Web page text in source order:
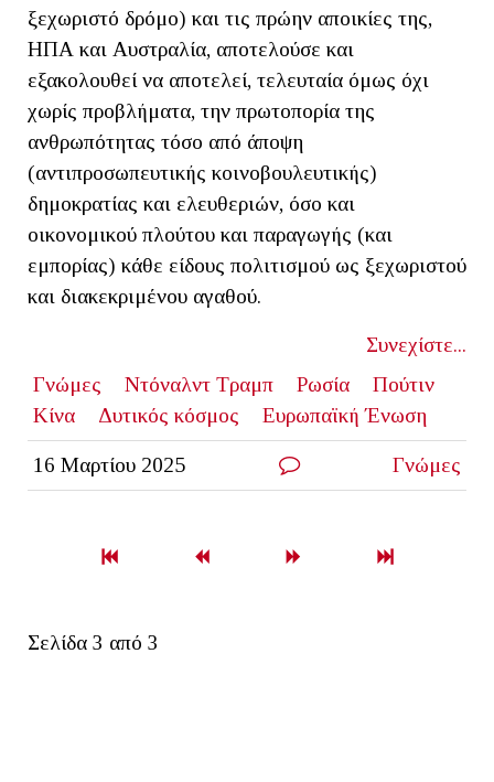
ξεχωριστό δρόμο) και τις πρώην αποικίες της,
ΗΠΑ και Αυστραλία, αποτελούσε και
εξακολουθεί να αποτελεί, τελευταία όμως όχι
χωρίς προβλήματα, την πρωτοπορία της
ανθρωπότητας τόσο από άποψη
(αντιπροσωπευτικής κοινοβουλευτικής)
δημοκρατίας και ελευθεριών, όσο και
οικονομικού πλούτου και παραγωγής (και
εμπορίας) κάθε είδους πολιτισμού ως ξεχωριστού
και διακεκριμένου αγαθού.
Συνεχίστε...
Γνώμες
Ντόναλντ Τραμπ Ρωσία
Πούτιν
Κίνα
Δυτικός κόσμος Ευρωπαϊκή Ένωση
16 Μαρτίου 2025 Γνώμες
Σελίδα 3 από 3